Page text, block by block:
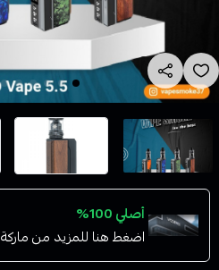
أصلي 100%
اضغط هنا للمزيد من ماركة